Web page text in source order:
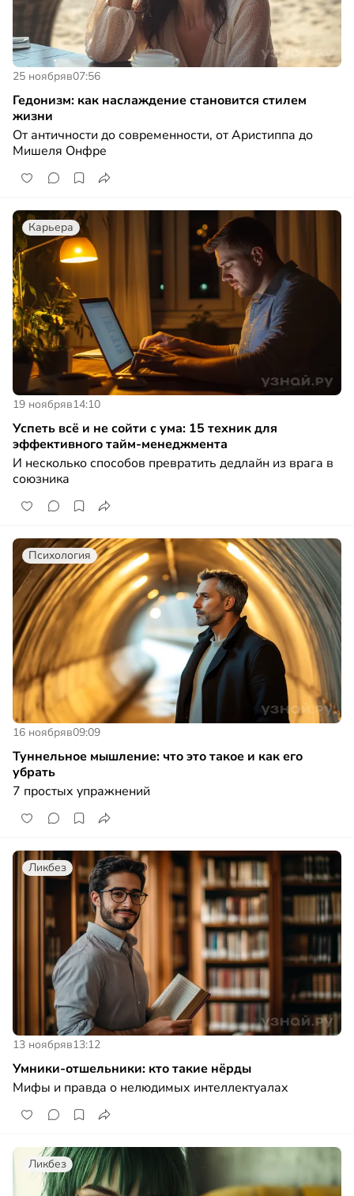
25 ноябряв07:56
Гедонизм: как наслаждение становится стилем
жизни
От античности до современности, от Аристиппа до
Мишеля Онфре
Карьера
19 ноябряв14:10
Успеть всё и не сойти с ума: 15 техник для
эффективного тайм-менеджмента
И несколько способов превратить дедлайн из врага в
союзника
Психология
16 ноябряв09:09
Туннельное мышление: что это такое и как его
убрать
7 простых упражнений
Ликбез
13 ноябряв13:12
Умники-отшельники: кто такие нёрды
Мифы и правда о нелюдимых интеллектуалах
Ликбез